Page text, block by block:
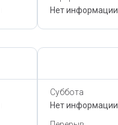
Нет информации
Суббота
Нет информации